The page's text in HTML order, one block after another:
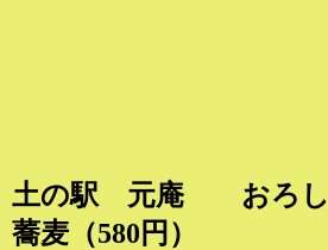
土の駅 元庵 おろし
蕎麦（580円）